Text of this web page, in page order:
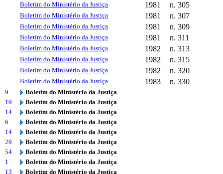
Boletim do Ministério da Justiça 1981 n. 305
Boletim do Ministério da Justiça 1981 n. 307
Boletim do Ministério da Justiça 1981 n. 309
Boletim do Ministério da Justiça 1981 n. 311
Boletim do Ministério da Justiça 1982 n. 313
Boletim do Ministério da Justiça 1982 n. 315
Boletim do Ministério da Justiça 1982 n. 320
Boletim do Ministério da Justiça 1983 n. 330
9
Boletim do Ministério da Justiça
19
Boletim do Ministério da Justiça
14
Boletim do Ministério da Justiça
6
Boletim do Ministério da Justiça
14
Boletim do Ministério da Justiça
29
Boletim do Ministério da Justiça
54
Boletim do Ministério da Justiça
1
Boletim do Ministério da Justiça
13
Boletim do Ministério da Justiça